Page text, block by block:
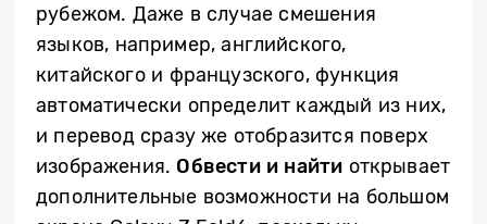
рубежом. Даже в случае смешения
языков, например, английского,
китайского и французского, функция
автоматически определит каждый из них,
и перевод сразу же отобразится поверх
изображения. Обвести и найти открывает
дополнительные возможности на большом